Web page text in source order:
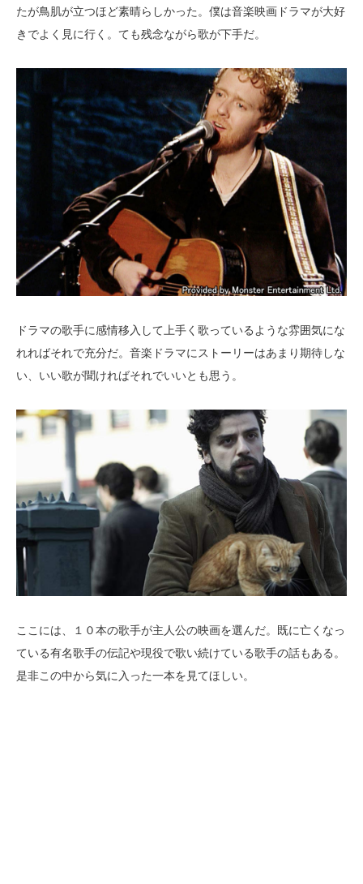
たが鳥肌が立つほど素晴らしかった。僕は音楽映画ドラマが大好
きでよく見に行く。ても残念ながら歌が下手だ。
ドラマの歌手に感情移入して上手く歌っているような雰囲気にな
れればそれで充分だ。音楽ドラマにストーリーはあまり期待しな
い、いい歌が聞ければそれでいいとも思う。
ここには、１０本の歌手が主人公の映画を選んだ。既に亡くなっ
ている有名歌手の伝記や現役で歌い続けている歌手の話もある。
是非この中から気に入った一本を見てほしい。